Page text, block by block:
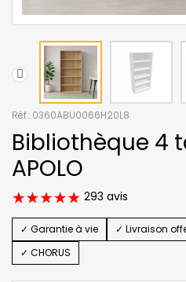
Réf.: 0360ABU0066H20L8
Bibliothèque 4
APOLO
293 avis
✓ Garantie à vie ✓ Livraison
✓ CHORUS